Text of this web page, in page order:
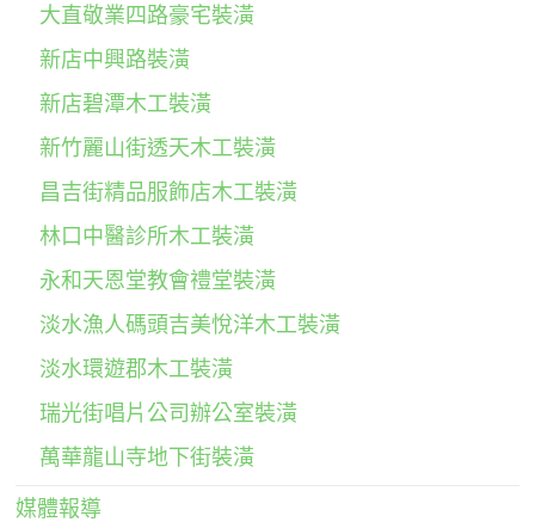
大直敬業四路豪宅裝潢
新店中興路裝潢
新店碧潭木工裝潢
新竹麗山街透天木工裝潢
昌吉街精品服飾店木工裝潢
林口中醫診所木工裝潢
永和天恩堂教會禮堂裝潢
淡水漁人碼頭吉美悅洋木工裝潢
淡水環遊郡木工裝潢
瑞光街唱片公司辦公室裝潢
萬華龍山寺地下街裝潢
媒體報導